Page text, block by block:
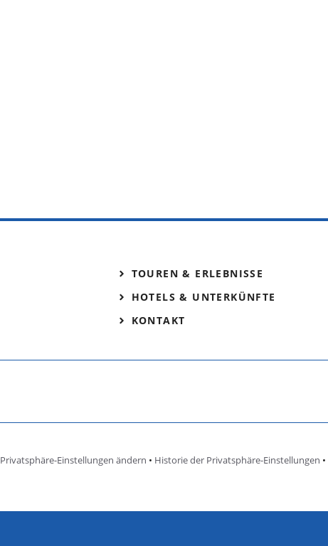
TOUREN & ERLEBNISSE
HOTELS & UNTERKÜNFTE
KONTAKT
Privatsphäre-Einstellungen ändern • Historie der Privatsphäre-Einstellungen •